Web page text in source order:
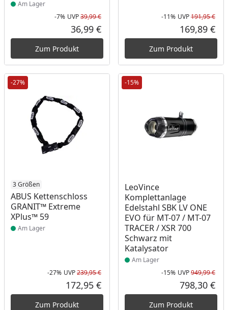
Am Lager
Rabatt in Prozent
-7%
Ursprünglicher Preis
UVP39,99 €
Aktueller Preis
36,99 €
Zum Produkt
-11% UVP191,95 €
169,89 €
Zum Produkt
-27%
3 Größen
ABUS Kettenschloss
GRANIT™ Extreme
XPlus™ 59
Produkt am Lager
Am Lager
Rabatt in Prozent
-27%
Ursprünglicher Preis
UVP239,95 €
Aktueller Preis
172,95 €
Zum Produkt
-15%
LeoVince
Komplettanlage
Edelstahl SBK LV ONE
EVO für MT-07 / MT-07
TRACER / XSR 700
Schwarz mit
Katalysator
Produkt am Lager
Am Lager
-15% UVP949,99 €
798,30 €
Zum Produkt